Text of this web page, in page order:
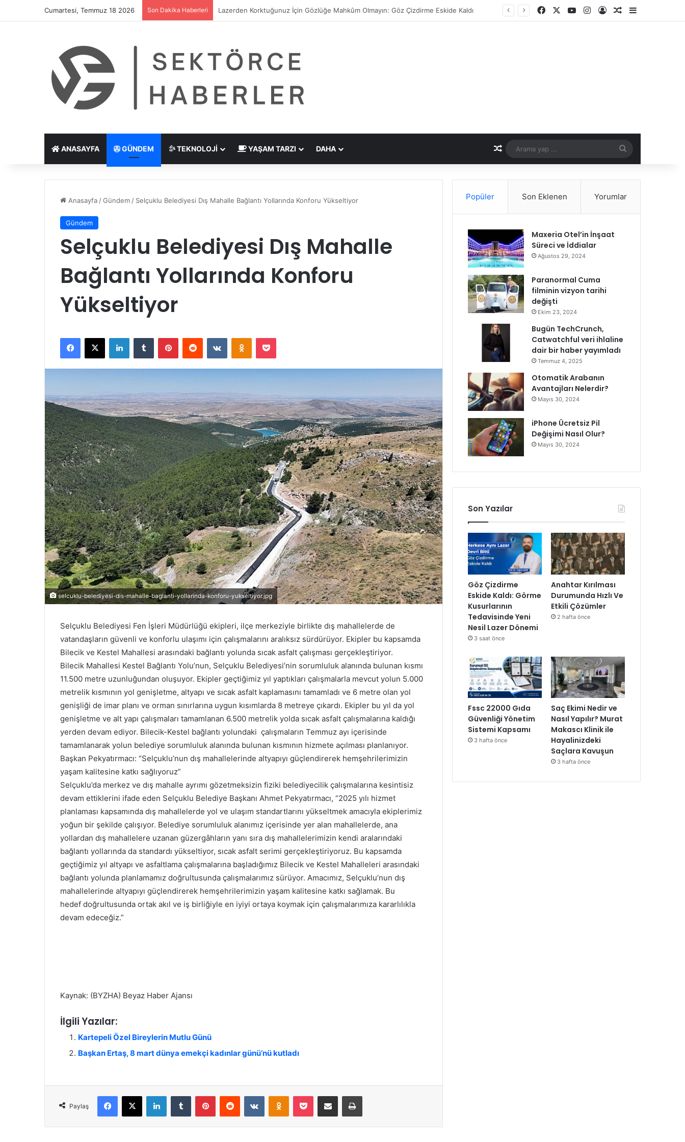
Cumartesi, Temmuz 18 2026 Son Dakika Haberleri Göz Çizdirme Eskide Kaldı: Görme Kusurlarının Tedavisinde Yeni Nesil Lazer Dönemi Facebook YouTubeInstagramKayıt OlRastgele Makale
ANASAYFA GÜNDEM TEKNOLOJI YAŞAM TARZI DAHA Rastgele Makale
yap
Anasayfa /Gündem / Selçuklu Belediyesi Dış Mahalle Bağlantı Yollarında Konforu Yükseltiyor
Gündem
Selçuklu Belediyesi Dış Mahalle
Bağlantı Yollarında Konforu
Yükseltiyor
selcuklu-belediyesi-dis-mahalle-baglanti-yollarinda-konforu-yukseltiyor.jpg
Selçuklu Belediyesi Fen İşleri Müdürlüğü ekipleri, ilçe merkeziyle birlikte dış mahallelerde de
vatandaşların güvenli ve konforlu ulaşımı için çalışmalarını aralıksız sürdürüyor. Ekipler bu kapsamda
Bilecik ve Kestel Mahallesi arasındaki bağlantı yolunda sıcak asfalt çalışması gerçekleştiriyor.
Bilecik Mahallesi Kestel Bağlantı Yolu’nun, Selçuklu Belediyesi’nin sorumluluk alanında bulunan kısmı
11.500 metre uzunluğundan oluşuyor. Ekipler geçtiğimiz yıl yaptıkları çalışmalarla mevcut yolun 5.000
metrelik kısmının yol genişletme, altyapı ve sıcak asfalt kaplamasını tamamladı ve 6 metre olan yol
genişliği de imar planı ve orman sınırlarına uygun kısımlarda 8 metreye çıkardı. Ekipler bu yıl da yol
genişletme ve alt yapı çalışmaları tamamlanan 6.500 metrelik yolda sıcak asfalt çalışmalarına kaldığı
yerden devam ediyor. Bilecik-Kestel bağlantı yolundaki çalışmaların Temmuz ayı içerisinde
tamamlanarak yolun belediye sorumluluk alanında bulunan kısmının hizmete açılması planlanıyor.
Başkan Pekyatırmacı: “Selçuklu’nun dış mahallelerinde altyapıyı güçlendirerek hemşehrilerimizin
yaşam kalitesine katkı sağlıyoruz”
Selçuklu’da merkez ve dış mahalle ayrımı gözetmeksizin fiziki belediyecilik çalışmalarına kesintisiz
devam ettiklerini ifade eden Selçuklu Belediye Başkanı Ahmet Pekyatırmacı, “2025 yılı hizmet
planlaması kapsamında dış mahallelerde yol ve ulaşım standartlarını yükseltmek amacıyla ekiplerimiz
yoğun bir şekilde çalışıyor. Belediye sorumluluk alanımız içerisinde yer alan mahallelerde, ana
yollardan dış mahallelere uzanan güzergâhların yanı sıra dış mahallelerimizin kendi aralarındaki
bağlantı yollarında da standardı yükseltiyor, sıcak asfalt serimi gerçekleştiriyoruz. Bu kapsamda
geçtiğimiz yıl altyapı ve asfaltlama çalışmalarına başladığımız Bilecik ve Kestel Mahalleleri arasındaki
bağlantı yolunda planlamamız doğrultusunda çalışmalarımız sürüyor. Amacımız, Selçuklu’nun dış
mahallelerinde altyapıyı güçlendirerek hemşehrilerimizin yaşam kalitesine katkı sağlamak. Bu
hedef doğrultusunda ortak akıl ve iş birliğiyle en iyiyi ortaya koymak için çalışmalarımıza kararlılıkla
devam edeceğiz.”
Kaynak: (BYZHA) Beyaz Haber Ajansı
İlgili Yazılar:
Kartepeli Özel Bireylerin Mutlu Günü
Başkan Ertaş, 8 mart dünya emekçi kadınlar günü’nü kutladı
Paylaş
Popüler Son Eklenen Yorumlar
Maxeria Otel’in İnşaat
Süreci ve İddialar
Ağustos 29, 2024
Paranormal Cuma
filminin vizyon tarihi
değişti
Ekim 23, 2024
Bugün TechCrunch,
Catwatchful veri ihlaline
dair bir haber yayımladı
Temmuz 4, 2025
Otomatik Arabanın
Avantajları Nelerdir?
Mayıs 30, 2024
iPhone Ücretsiz Pil
Değişimi Nasıl Olur?
Mayıs 30, 2024
Son Yazılar
Göz Çizdirme
Eskide Kaldı: Görme
Kusurlarının
Tedavisinde Yeni
Nesil Lazer Dönemi
3 saat önce
Anahtar Kırılması
Durumunda Hızlı Ve
Etkili Çözümler
2 hafta önce
Fssc 22000 Gıda
Güvenliği Yönetim
Sistemi Kapsamı
3 hafta önce
Saç Ekimi Nedir ve
Nasıl Yapılır? Murat
Makascı Klinik ile
Hayalinizdeki
Saçlara Kavuşun
3 hafta önce